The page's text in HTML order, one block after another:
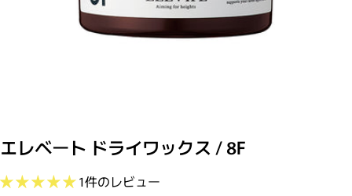
エレベート ドライワックス / 8F
1件のレビュー